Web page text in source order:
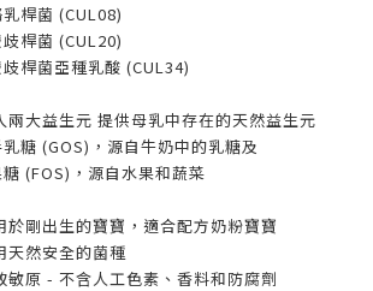
桿菌 (CUL08)
桿菌 (CUL20)
桿菌亞種乳酸 (CUL34)
大益生元 提供母乳中存在的天然益生元
糖 (GOS)，源自牛奶中的乳糖及
(FOS)，源自水果和蔬菜
剛出生的寶寶，適合配方奶粉寶寶
然安全的菌種
原 - 不含人工色素、香料和防腐劑